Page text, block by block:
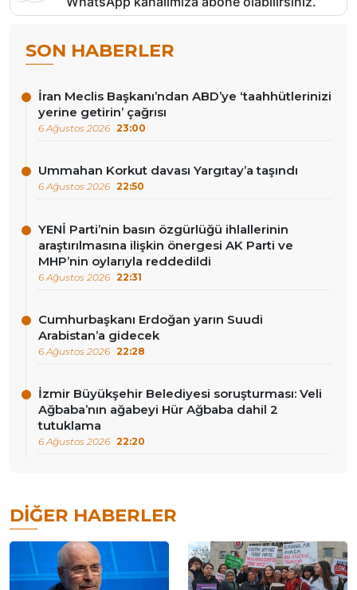
SON HABERLER
İran Meclis Başkanı’ndan ABD’ye ‘taahhütlerinizi
yerine getirin’ çağrısı
6 Ağustos 2026 23:00
Ummahan Korkut davası Yargıtay’a taşındı
6 Ağustos 2026 22:50
YENİ Parti’nin basın özgürlüğü ihlallerinin
araştırılmasına ilişkin önergesi AK Parti ve
MHP’nin oylarıyla reddedildi
6 Ağustos 2026 22:31
Cumhurbaşkanı Erdoğan yarın Suudi
Arabistan’a gidecek
6 Ağustos 2026 22:28
İzmir Büyükşehir Belediyesi soruşturması: Veli
Ağbaba’nın ağabeyi Hür Ağbaba dahil 2
tutuklama
6 Ağustos 2026 22:20
DIĞER HABERLER